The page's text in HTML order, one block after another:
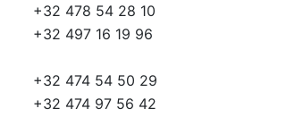
+32 478 54 28 10
+32 497 16 19 96
+32 474 54 50 29
+32 474 97 56 42